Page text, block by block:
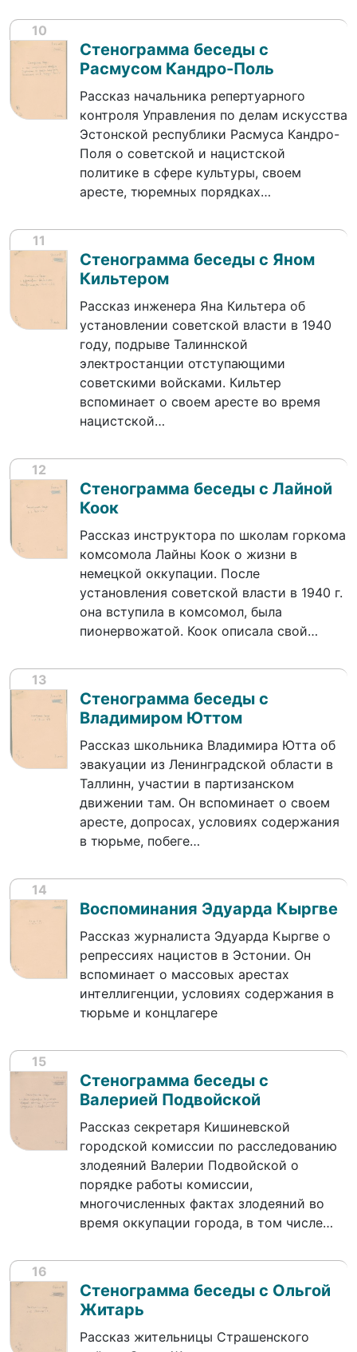
10
Стенограмма беседы с
Расмусом Кандро-Поль
Рассказ начальника репертуарного
контроля Управления по делам искусства
Эстонской республики Расмуса Кандро-
Поля о советской и нацистской
политике в сфере культуры, своем
аресте, тюремных порядках…
11
Стенограмма беседы с Яном
Кильтером
Рассказ инженера Яна Кильтера об
установлении советской власти в 1940
году, подрыве Талиннской
электростанции отступающими
советскими войсками. Кильтер
вспоминает о своем аресте во время
нацистской…
12
Стенограмма беседы с Лайной
Коок
Рассказ инструктора по школам горкома
комсомола Лайны Коок о жизни в
немецкой оккупации. После
установления советской власти в 1940 г.
она вступила в комсомол, была
пионервожатой. Коок описала свой…
13
Стенограмма беседы с
Владимиром Юттом
Рассказ школьника Владимира Ютта об
эвакуации из Ленинградской области в
Таллинн, участии в партизанском
движении там. Он вспоминает о своем
аресте, допросах, условиях содержания
в тюрьме, побеге…
14
Воспоминания Эдуарда Кыргве
Рассказ журналиста Эдуарда Кыргве о
репрессиях нацистов в Эстонии. Он
вспоминает о массовых арестах
интеллигенции, условиях содержания в
тюрьме и концлагере
15
Стенограмма беседы с
Валерией Подвойской
Рассказ секретаря Кишиневской
городской комиссии по расследованию
злодеяний Валерии Подвойской о
порядке работы комиссии,
многочисленных фактах злодеяний во
время оккупации города, в том числе…
16
Стенограмма беседы с Ольгой
Житарь
Рассказ жительницы Страшенского